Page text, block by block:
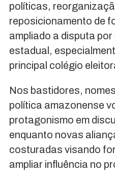
políticas,
reposicionamento de
ampliado a disputa
estadual,
principal colégio
Nos bastidores,
política amazonense
protagonismo em
enquanto novas
costuradas visando
ampliar influência no